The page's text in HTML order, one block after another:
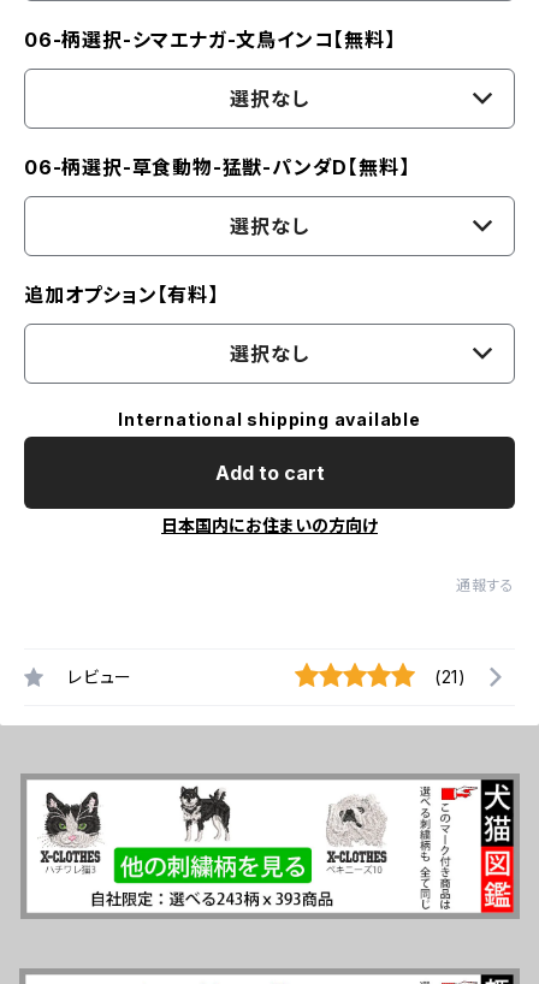
06-柄選択-シマエナガ-文鳥インコ【無料】
選択なし
06-柄選択-草食動物-猛獣-パンダD【無料】
選択なし
追加オプション【有料】
選択なし
International shipping available
Add to cart
日本国内にお住まいの方向け
通報する
レビュー (21)